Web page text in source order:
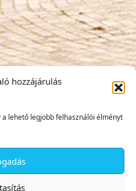
hozzájárulás
lehető legjobb felhasználói élményt
✕